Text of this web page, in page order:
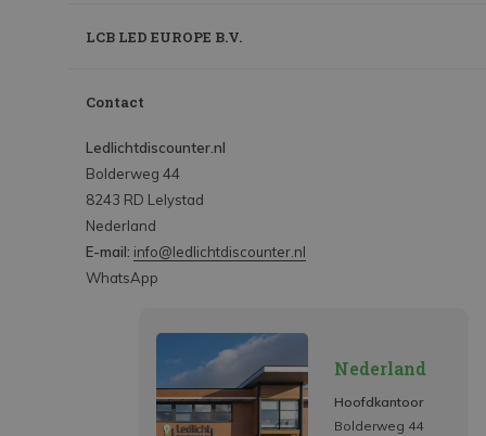
LCB LED EUROPE B.V.
Contact
Ledlichtdiscounter.nl
Bolderweg 44
8243 RD Lelystad
Nederland
E-mail: info@ledlichtdiscounter.nl
WhatsApp
Nederland
Hoofdkantoor
Bolderweg 44